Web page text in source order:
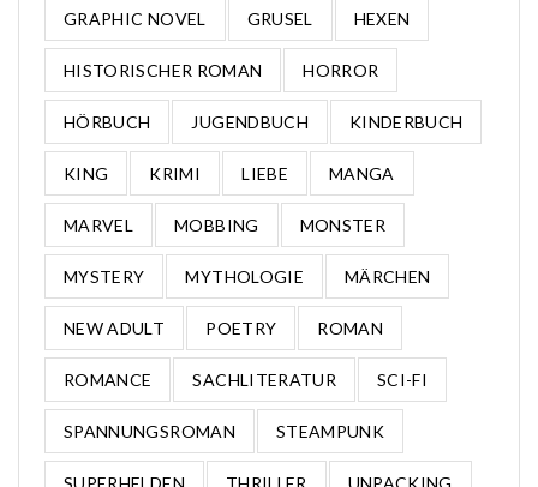
GRAPHIC NOVEL GRUSEL HEXEN
HISTORISCHER ROMAN HORROR
HÖRBUCH JUGENDBUCH KINDERBUCH
KING KRIMI LIEBE MANGA
MARVEL MOBBING MONSTER
MYSTERY MYTHOLOGIE MÄRCHEN
NEW ADULT POETRY ROMAN
ROMANCE SACHLITERATUR SCI-FI
SPANNUNGSROMAN STEAMPUNK